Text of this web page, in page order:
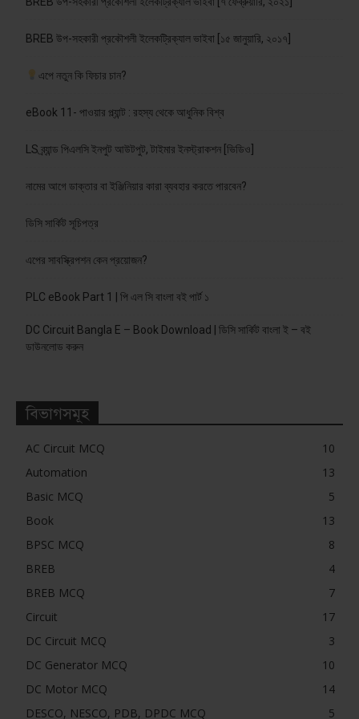
BREB উপ-সহকারী প্রকৌশলী ইলেকট্রিক্যাল ভাইবা [১৫ জানুয়ারি, ২০১৭]
এপে নতুন কি ফিচার চান?
eBook 11- পাওয়ার প্ল্যান্ট : রহস্য থেকে আধুনিক বিশ্ব
LS ব্র্যান্ড পিএলসি ইনপুট আউটপুট, টাইমার ইনস্ট্রাকশন [ভিডিও]
নামের আগে ডাক্তার বা ইঞ্জিনিয়ার কারা ব্যবহার করতে পারবেন?
ডিসি সার্কিট সূচিপত্র
এপের সাবস্ক্রিপশন কেন প্রয়োজন?
PLC eBook Part 1 | পি এল সি বাংলা বই পার্ট ১
DC Circuit Bangla E – Book Download | ডিসি সার্কিট বাংলা ই – বই
ডাউনলোড করুন
বিভাগসমূহ
AC Circuit MCQ
10
Automation
13
Basic MCQ
5
Book
13
BPSC MCQ
8
BREB
4
BREB MCQ
7
Circuit
17
DC Circuit MCQ
3
DC Generator MCQ
10
DC Motor MCQ
14
DESCO, NESCO, PDB, DPDC MCQ
5